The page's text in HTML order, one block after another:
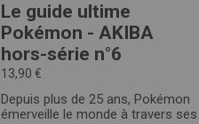
Le guide ultime
Pokémon - AKIBA
hors-série n°6
13,90 €
Depuis plus de 25 ans, Pokémon
émerveille le monde à travers ses